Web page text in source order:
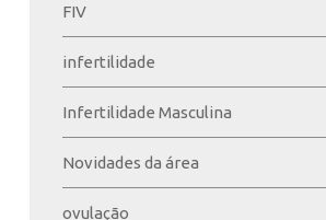
FIV
infertilidade
Infertilidade Masculina
Novidades da área
ovulação